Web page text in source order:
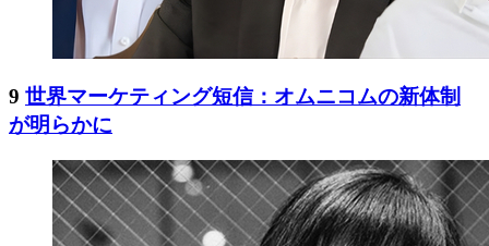
9 世界マーケティング短信：オムニコムの新体制
が明らかに